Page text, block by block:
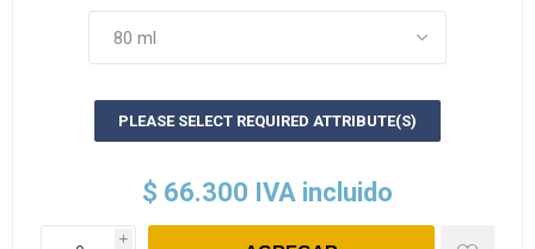
PLEASE SELECT REQUIRED ATTRIBUTE(S)
$ 66.300 IVA incluido
i